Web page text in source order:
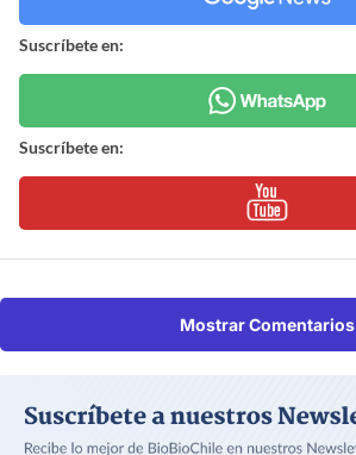
Suscríbete en:
Suscríbete en:
Mostrar Comentarios